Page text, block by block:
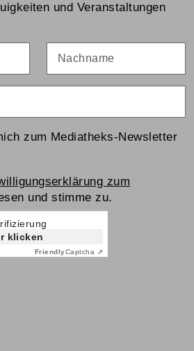
und Veranstaltungen
zum Mediatheks-Newsletter
zum
und stimme zu.
klicken
FriendlyCaptcha ⇗